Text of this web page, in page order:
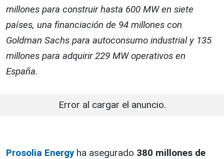
millones para construir hasta 600 MW en siete
países, una financiación de 94 millones con
Goldman Sachs para autoconsumo industrial y 135
millones para adquirir 229 MW operativos en
España.
Error al cargar el anuncio.
Prosolia Energyha asegurado 380 millones de